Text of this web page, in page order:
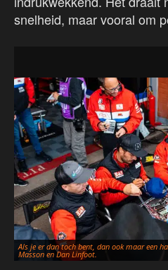
snelheid, maar vooral om
Als je er dan toch bent, dan ook maar een
Masson en Dan Linfoot.